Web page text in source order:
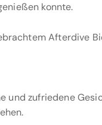
konnte.
Afterdive
und zufriedene